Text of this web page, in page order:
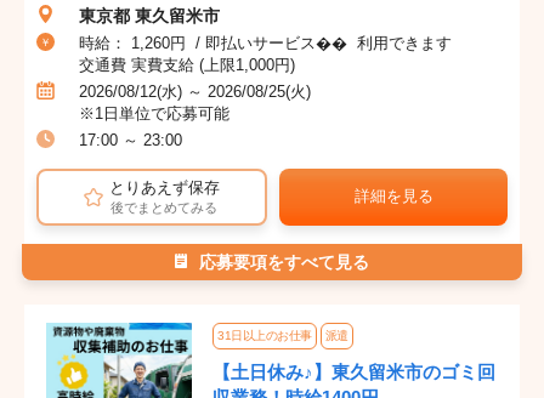
東京都 東久留米市
時給： 1,260円 / 即払いサービス�� 利用できます
交通費 実費支給 (上限1,000円)
2026/08/12(水) ～ 2026/08/25(火)
※1日単位で応募可能
17:00 ～ 23:00
とりあえず保存
後でまとめてみる
詳細を見る
応募要項をすべて見る
31日以上のお仕事 派遣
【土日休み♪】東久留米市のゴミ回